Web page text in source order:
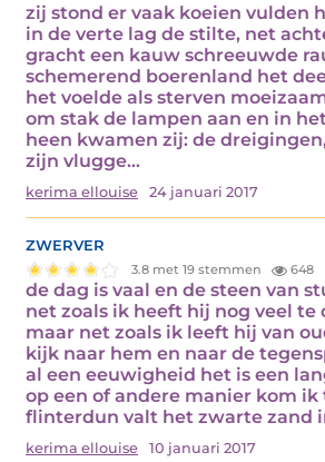
zij stond er vaak koeien vulden
in de verte lag de stilte, net
gracht een kauw schreeuwde
schemerend boerenland het
het voelde als sterven
om stak de lampen aan en in
heen kwamen zij: de
zijn vlugge…
kerima ellouise 24 januari 2017
zwerver
3.8 met 19 stemmen 648
de dag is vaal en de steen van
net zoals ik heeft hij nog veel te
maar net zoals ik leeft hij van
kijk naar hem en naar de
al een eeuwigheid het is een
op een of andere manier kom
flinterdun valt het zwarte zand
kerima ellouise 10 januari 2017